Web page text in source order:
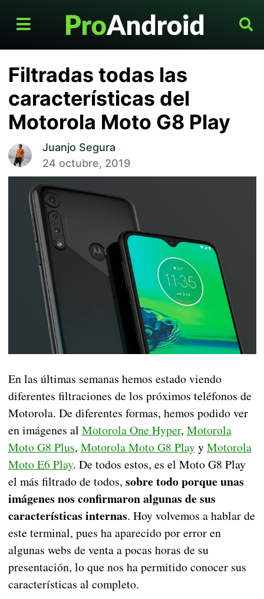
Filtradas todas las
características del
Motorola Moto G8 Play
Juanjo Segura
24 octubre, 2019
En las últimas semanas hemos estado viendo
diferentes filtraciones de los próximos teléfonos de
Motorola. De diferentes formas, hemos podido ver
en imágenes al Motorola One Hyper, Motorola
Moto G8 Plus, Motorola Moto G8 PlayyMotorola
Moto E6 Play. De todos estos, es el Moto G8 Play
el más filtrado de todos, sobre todo porque unas
imágenes nos confirmaron algunas de sus
características internas. Hoy volvemos a hablar de
este terminal, pues ha aparecido por error en
algunas webs de venta a pocas horas de su
presentación, lo que nos ha permitido conocer sus
características al completo.